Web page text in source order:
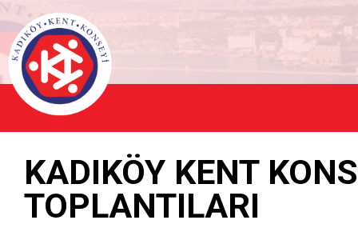
KADIKÖY KENT
TOPLANTILARI